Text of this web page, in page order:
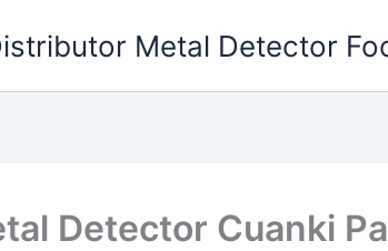
Metal Detector
Detector Cuanki